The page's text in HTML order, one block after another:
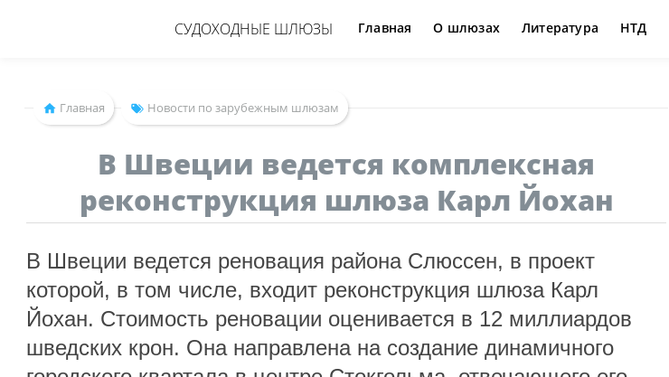
СУДОХОДНЫЕ ШЛЮЗЫ Главная О шлюзах Литература НТД
Главная Новости по зарубежным шлюзам
В Швеции ведется комплексная
реконструкция шлюза Карл Йохан
В Швеции ведется реновация района Слюссен, в проект
которой, в том числе, входит реконструкция шлюза Карл
Йохан. Стоимость реновации оценивается в 12 миллиардов
шведских крон. Она направлена на создание динамичного